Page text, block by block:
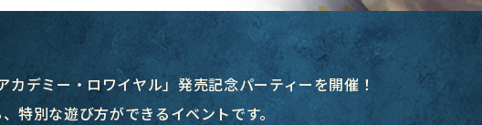
デミー・ロワイヤル」発売記念パーティーを開催！
特別な遊び方ができるイベントです。